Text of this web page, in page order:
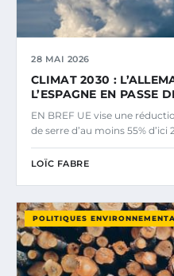
28 MAI 2026
CLIMAT 2030 :
L’ESPAGNE EN PASSE
EN BREF UE vise une
de serre d’au moins 55% d’ici
LOÏC FABRE
POLITIQUES